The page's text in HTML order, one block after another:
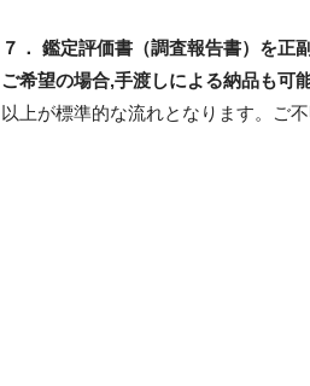
７． 鑑定評価書（調査報告書）を正
ご希望の場合,手渡しによる納品も可能
以上が標準的な流れとなります。ご